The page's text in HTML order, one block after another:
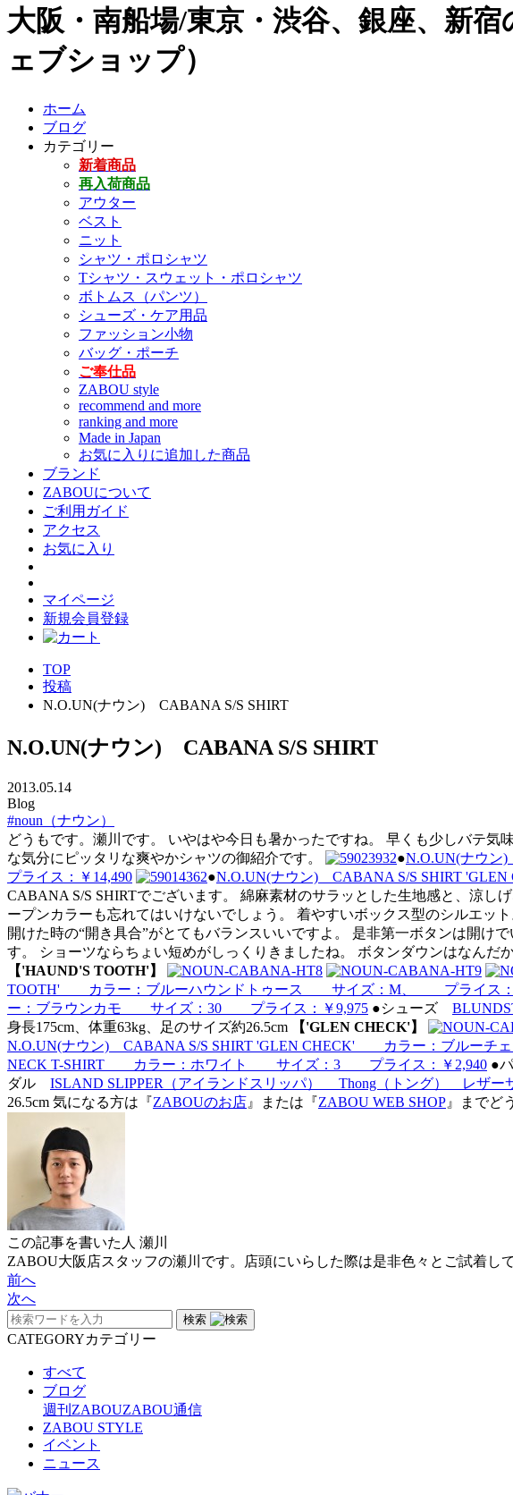
大阪・南船場/東京・渋谷、銀座、新
ェブショップ）
ホーム
ブログ
カテゴリー
新着商品
再入荷商品
アウター
ベスト
ニット
シャツ・ポロシャツ
Tシャツ・スウェット・ポロシャツ
ボトムス（パンツ）
シューズ・ケア用品
ファッション小物
バッグ・ポーチ
ご奉仕品
ZABOU style
recommend and more
ranking and more
Made in Japan
お気に入りに追加した商品
ブランド
ZABOUについて
ご利用ガイド
アクセス
お気に入り
マイページ
新規会員登録
TOP
投稿
N.O.UN(ナウン) CABANA S/S SHIRT
N.O.UN(ナウン) CABANA S/S SHIRT
2013.05.14
Blog
#noun（ナウン）
どうもです。瀬川です。 いやはや今日も暑かったですね。 早くも少しバテ
な気分にピッタリな爽やかシャツの御紹介です。
●N.O.UN(ナウ
プライス：￥14,490
●N.O.UN(ナウン) CABANA S/S SHIRT
CABANA S/S SHIRTでございます。 綿麻素材のサラッとした生地感と、涼
ープンカラーも忘れてはいけないでしょう。 着やすいボックス型のシルエッ
開けた時の“開き具合”がとてもバランスいいですよ。 是非第一ボタンは開け
す。 ショーツならちょい短めがしっくりきましたね。 ボタンダウンはなんだ
【'HAUND'S TOOTH'】
TOOTH' カラー：ブルーハウンドトゥース サイズ：M、 プライス：
ー：ブラウンカモ サイズ：30 プライス：￥9,975 ●シューズ
身長175cm、体重63kg、足のサイズ約26.5cm
【'GLEN CHECK'】
N.O.UN(ナウン) CABANA S/S SHIRT 'GLEN CHECK' カラー：ブルー
NECK T-SHIRT カラー：ホワイト サイズ：3 プライス：￥2,940 ●
ダル ISLAND SLIPPER（アイランドスリッパ） Thong（トング）
26.5cm 気になる方は『ZABOUのお店 』または『ZABOU WEB SHOP 』までど
この記事を書いた人 瀬川
ZABOU大阪店スタッフの瀬川です。店頭にいらした際は是非色々とご試着し
前へ
次へ
検索
CATEGORYカテゴリー
すべて
ブログ
週刊ZABOUZABOU通信
ZABOU STYLE
イベント
ニュース